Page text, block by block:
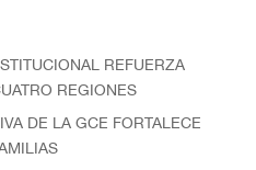
REFUERZA
REGIONES
DE LA GCE FORTALECE